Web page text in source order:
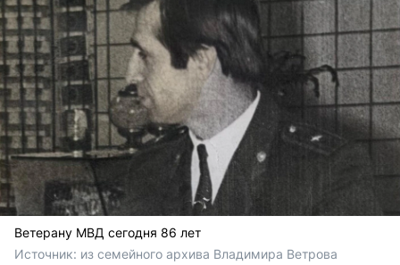
Ветерану МВД сегодня 86 лет
Источник: из семейного архива Владимира Ветрова